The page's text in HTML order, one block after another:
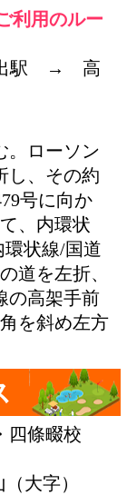
利用のルー
出駅 → 高
。ローソン
し、その約
号に向か
、内環状
環状線/国道
道を左折、
の高架手前
を斜め左方
四條畷校
大字）